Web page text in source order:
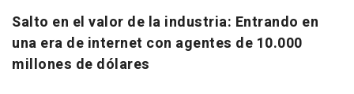
Salto en el valor de la industria: Entrando en
una era de internet con agentes de 10.000
millones de dólares